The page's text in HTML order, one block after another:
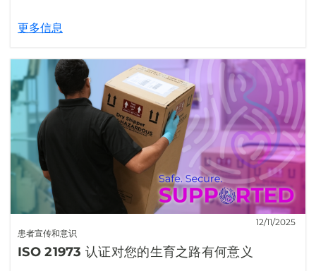
更多信息
患者宣传和意识
12/11/2025
ISO 21973 认证对您的生育之路有何意义